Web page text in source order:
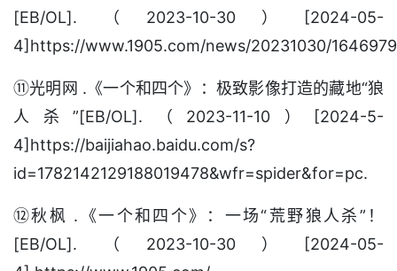
[EB/OL].（2023-10-30）[2024-05-
4]https://www.1905.com/news/20231030/
⑪光明网 .《一个和四个》：极致影像打造的藏地“狼
人杀”[EB/OL].（2023-11-10）[2024-5-
4]https://baijiahao.baidu.com/s?
id=1782142129188019478&wfr=spider&for=pc.
⑫秋枫 .《一个和四个》：一场“荒野狼人杀”！
[EB/OL].（2023-10-30）[2024-05-